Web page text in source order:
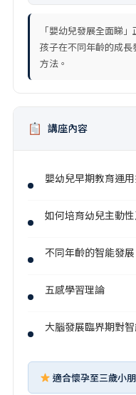
「嬰幼兒發展全面睇
孩子在不同年齡的成
方法。
講座內容
嬰幼兒早期教育運
如何培育幼兒主動
不同年齡的智能發展
五感學習理論
大腦發展臨界期對
適合懷孕至三歲小